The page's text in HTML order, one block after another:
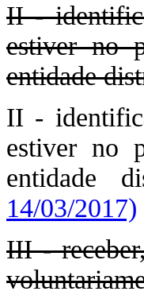
II -
estiver no
entidade
II -
estiver no
entidade
14/03/2017)
III -